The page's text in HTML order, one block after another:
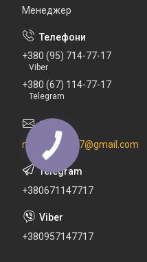
Менеджер
+380 (95) 714-77-17
Viber
+380 (67) 114-77-17
Telegram
newdental777@gmail.com
+380671147717
+380957147717